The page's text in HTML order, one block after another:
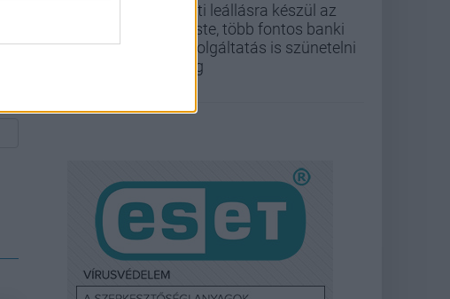
Esti leállásra készül az
Erste, több fontos banki
szolgáltatás is szünetelni
fog